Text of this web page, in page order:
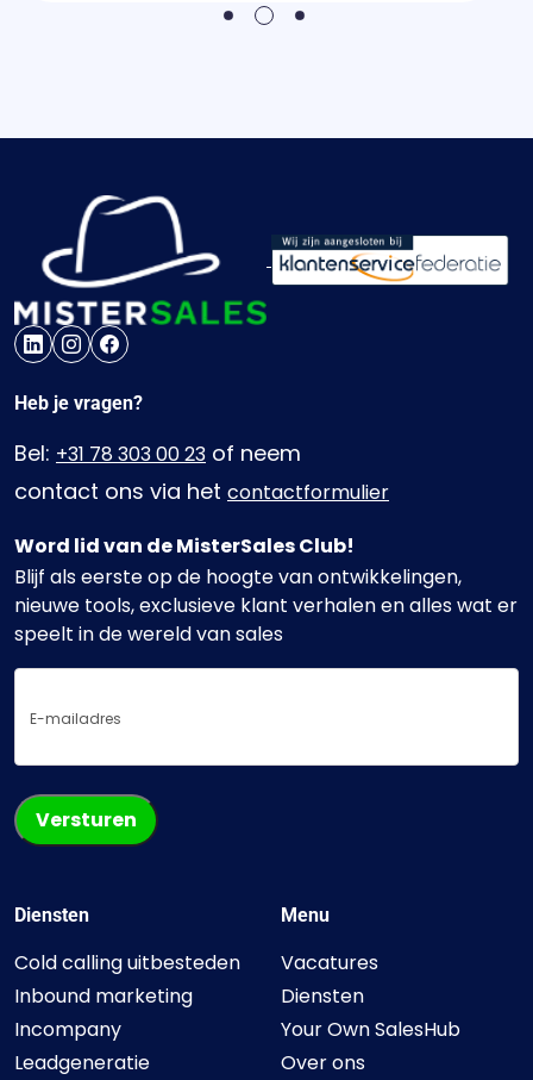
1 2 3
Heb je vragen?
Bel: +31 78 303 00 23 of neem
contact ons via het contactformulier
Word lid van de MisterSales Club!
Blijf als eerste op de hoogte van ontwikkelingen,
nieuwe tools, exclusieve klant verhalen en alles wat er
speelt in de wereld van sales
mailadres
Diensten
Cold calling uitbesteden
Inbound marketing
Incompany
Leadgeneratie
Menu
Vacatures
Diensten
Your Own SalesHub
Over ons